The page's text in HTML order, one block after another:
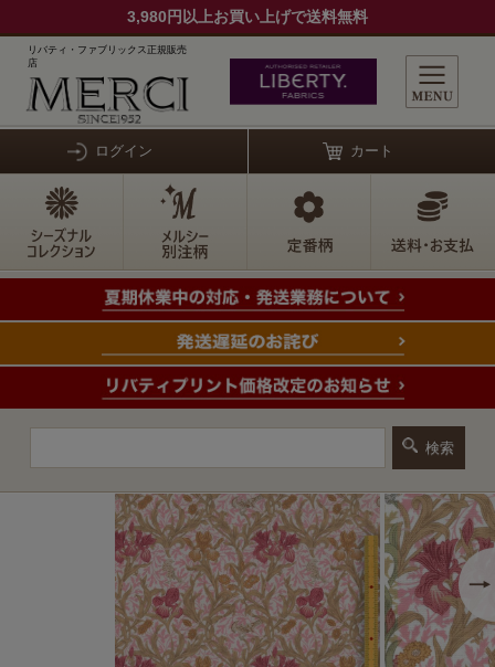
3,980円以上お買い上げで送料無料
リバティ・ファブリックス正規販売
店
ログイン カート